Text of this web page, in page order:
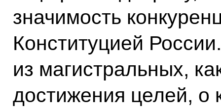
значимость
Конституцией
из магистральных,
достижения целей, о